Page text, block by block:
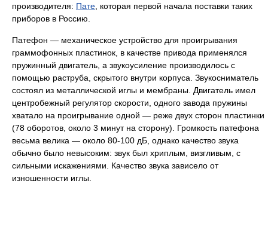
производителя: Пате , которая первой начала поставки таких
приборов в Россию.
Патефон — механическое устройство для проигрывания
граммофонных пластинок, в качестве привода применялся
пружинный двигатель, а звукоусиление производилось с
помощью раструба, скрытого внутри корпуса. Звукосниматель
состоял из металлической иглы и мембраны. Двигатель имел
центробежный регулятор скорости, одного завода пружины
хватало на проигрывание одной — реже двух сторон пластинки
(78 оборотов, около 3 минут на сторону). Громкость патефона
весьма велика — около 80-100 дБ, однако качество звука
обычно было невысоким: звук был хриплым, визгливым, с
сильными искажениями. Качество звука зависело от
изношенности иглы.